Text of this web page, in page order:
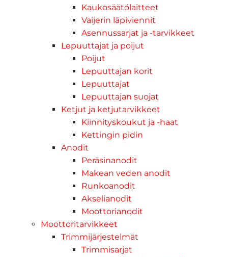
Kaukosäätölaitteet
Vaijerin läpiviennit
Asennussarjat ja -tarvikkeet
Lepuuttajat ja poijut
Poijut
Lepuuttajan korit
Lepuuttajat
Lepuuttajan suojat
Ketjut ja ketjutarvikkeet
Kiinnityskoukut ja -haat
Kettingin pidin
Anodit
Peräsinanodit
Makean veden anodit
Runkoanodit
Akselianodit
Moottorianodit
Moottoritarvikkeet
Trimmijärjestelmät
Trimmisarjat